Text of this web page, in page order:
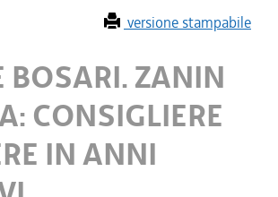
versione stampabile
BOSARI. ZANIN
CONSIGLIERE
IN ANNI